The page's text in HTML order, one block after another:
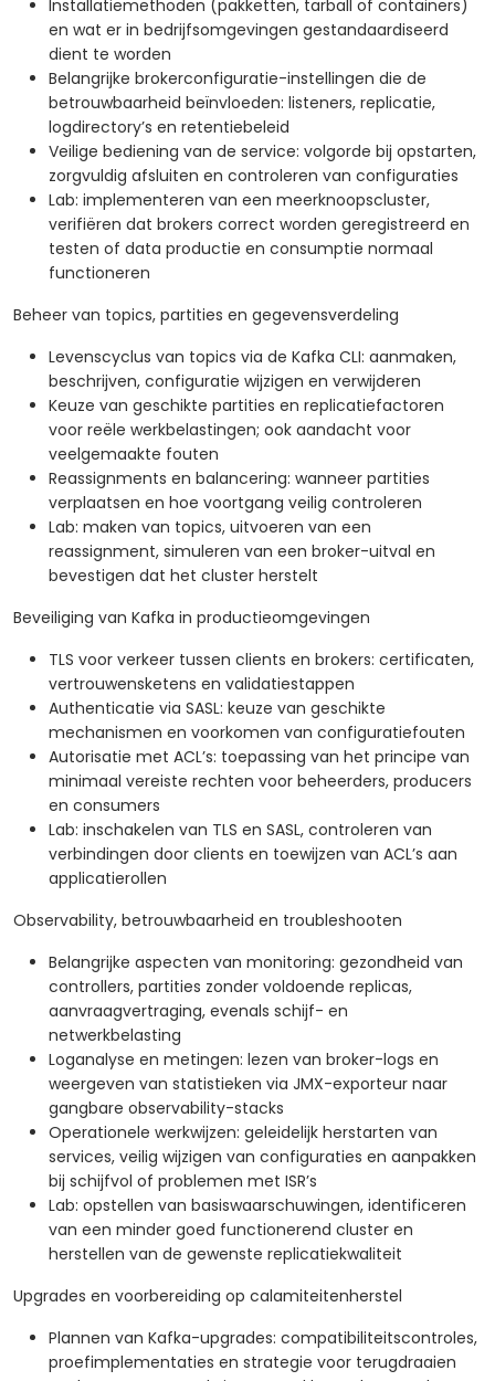
Installatiemethoden (pakketten, tarball of containers)
en wat er in bedrijfsomgevingen gestandaardiseerd
dient te worden
Belangrijke brokerconfiguratie-instellingen die de
betrouwbaarheid beïnvloeden: listeners, replicatie,
logdirectory’s en retentiebeleid
Veilige bediening van de service: volgorde bij opstarten,
zorgvuldig afsluiten en controleren van configuraties
Lab: implementeren van een meerknoopscluster,
verifiëren dat brokers correct worden geregistreerd en
testen of data productie en consumptie normaal
functioneren
Beheer van topics, partities en gegevensverdeling
Levenscyclus van topics via de Kafka CLI: aanmaken,
beschrijven, configuratie wijzigen en verwijderen
Keuze van geschikte partities en replicatiefactoren
voor reële werkbelastingen; ook aandacht voor
veelgemaakte fouten
Reassignments en balancering: wanneer partities
verplaatsen en hoe voortgang veilig controleren
Lab: maken van topics, uitvoeren van een
reassignment, simuleren van een broker-uitval en
bevestigen dat het cluster herstelt
Beveiliging van Kafka in productieomgevingen
TLS voor verkeer tussen clients en brokers: certificaten,
vertrouwensketens en validatiestappen
Authenticatie via SASL: keuze van geschikte
mechanismen en voorkomen van configuratiefouten
Autorisatie met ACL’s: toepassing van het principe van
minimaal vereiste rechten voor beheerders, producers
en consumers
Lab: inschakelen van TLS en SASL, controleren van
verbindingen door clients en toewijzen van ACL’s aan
applicatierollen
Observability, betrouwbaarheid en troubleshooten
Belangrijke aspecten van monitoring: gezondheid van
controllers, partities zonder voldoende replicas,
aanvraagvertraging, evenals schijf- en
netwerkbelasting
Loganalyse en metingen: lezen van broker-logs en
weergeven van statistieken via JMX-exporteur naar
gangbare observability-stacks
Operationele werkwijzen: geleidelijk herstarten van
services, veilig wijzigen van configuraties en aanpakken
bij schijfvol of problemen met ISR’s
Lab: opstellen van basiswaarschuwingen, identificeren
van een minder goed functionerend cluster en
herstellen van de gewenste replicatiekwaliteit
Upgrades en voorbereiding op calamiteitenherstel
Plannen van Kafka-upgrades: compatibiliteitscontroles,
proefimplementaties en strategie voor terugdraaien